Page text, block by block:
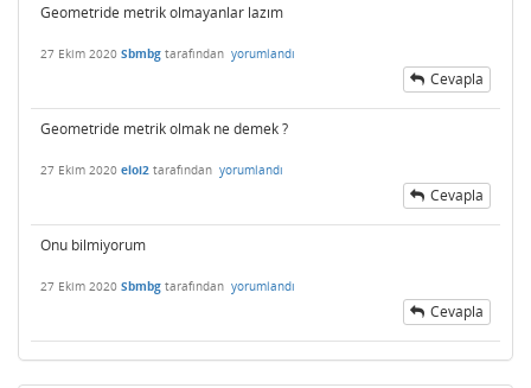
Geometride metrik olmayanlar lazım
27 Ekim 2020 Sbmbg tarafından yorumlandı
Cevapla
Geometride metrik olmak ne demek ?
27 Ekim 2020 eloi2 tarafından yorumlandı
Cevapla
Onu bilmiyorum
27 Ekim 2020 Sbmbg tarafından yorumlandı
Cevapla